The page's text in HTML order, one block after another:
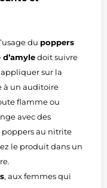
du poppers
doit suivre
sur la
à un auditoire
flamme ou
avec des
poppers au nitrite
le produit dans un
, aux femmes qui